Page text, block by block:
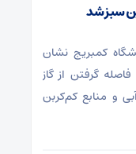
سبز شد
کمبریج نشان
گرفتن از گاز
و منابع کم‌کربن